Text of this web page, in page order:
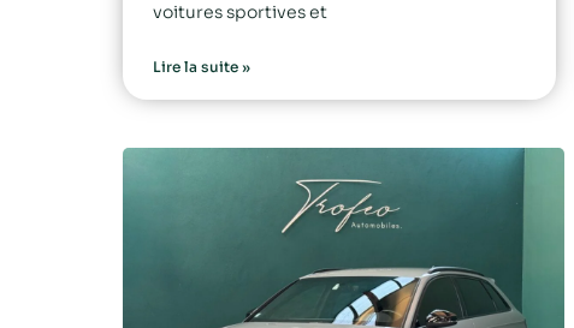
voitures sportives et
Lire la suite »